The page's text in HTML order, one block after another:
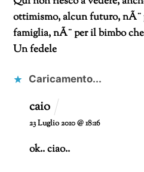
ottimismo, alcun futuro, nÃ¨
famiglia, nÃ¨ per il bimbo
Un fedele
Caricamento...
caio
23 Luglio 2010 @ 18:16
ok.. ciao..